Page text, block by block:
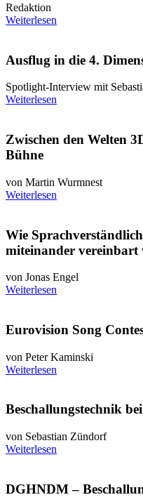
Redaktion
Weiterlesen
Ausflug in die 4.
Spotlight-Interview mit
Weiterlesen
Zwischen den Welten
Bühne
von Martin Wurmnest
Weiterlesen
Wie
miteinander vereinbart
von Jonas Engel
Weiterlesen
Eurovision Song
von Peter Kaminski
Weiterlesen
Beschallungstechnik
von Sebastian Zündorf
Weiterlesen
DGHNDM –